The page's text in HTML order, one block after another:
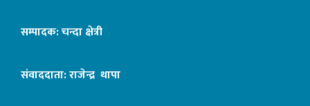
सम्पादक: चन्दा क्षेत्री
संवाददाता: राजेन्द्र थापा